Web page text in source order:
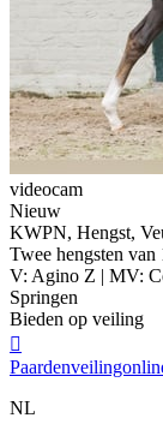
videocam
Nieuw
KWPN, Hengst,
Twee hengsten van
V: Agino Z | MV:
Springen
Bieden op veiling

NL